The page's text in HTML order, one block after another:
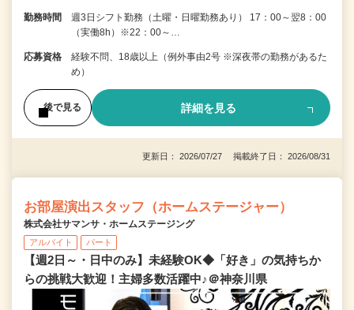
勤務時間
週3日シフト勤務（土曜・日曜勤務あり） 17：00～翌8：00
（実働8h）※22：00～…
応募資格
経験不問、18歳以上（例外事由2号 ※深夜帯の勤務があるた
め）
後で見る 詳細を見る
更新日： 2026/07/27 掲載終了日： 2026/08/31
お部屋演出スタッフ（ホームステージャー）
株式会社サマンサ・ホームステージング
アルバイト パート
【週2日～・日中のみ】未経験OK◆「好き」の気持ちか
らの挑戦大歓迎！主婦多数活躍中♪＠神奈川県